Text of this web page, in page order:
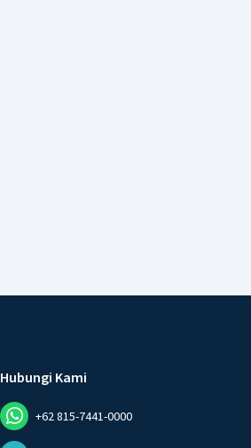
Hubungi Kami
+62 815-7441-0000